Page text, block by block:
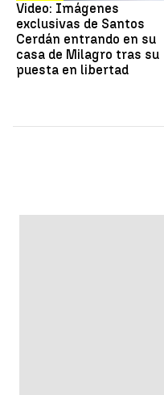
Video: Imágenes
exclusivas de Santos
Cerdán entrando en su
casa de Milagro tras su
puesta en libertad